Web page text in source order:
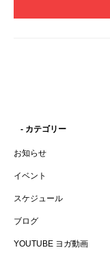
- カテゴリー
お知らせ
イベント
スケジュール
ブログ
YOUTUBE ヨガ動画